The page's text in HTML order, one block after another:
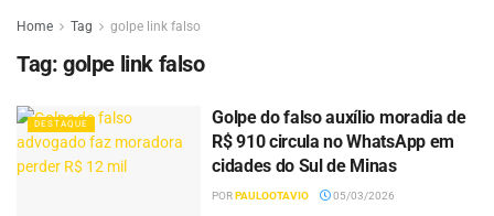
Home Tag golpe link falso
Tag: golpe link falso
DESTAQUE
Golpe do falso auxílio moradia de
R$ 910 circula no WhatsApp em
cidades do Sul de Minas
PORPAULOOTAVIO 05/03/2026